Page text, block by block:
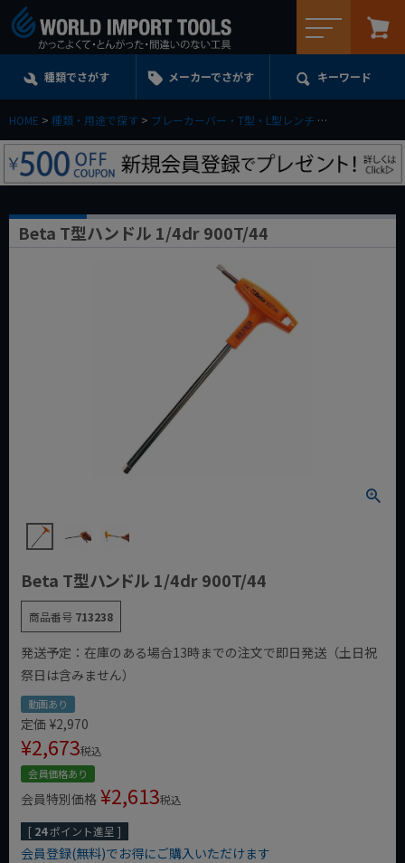
種類でさがす メーカーでさがす キーワード
HOME 種類・用途で探す ブレーカーバー・T型・L型レンチ
Beta T型ハンドル 1/4dr 900T/44
Beta T型ハンドル 1/4dr 900T/44
商品番号 713238
発送予定：在庫のある場合13時までの注文で即日発送（土日祝
祭日は含みません）
動画あり
定価 ¥2,970
¥2,673税込
会員価格あり
会員特別価格 ¥2,613税込
[ 24ポイント進呈 ]
会員登録(無料)でお得にご購入いただけます